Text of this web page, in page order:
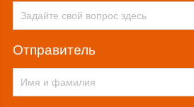
Отправитель